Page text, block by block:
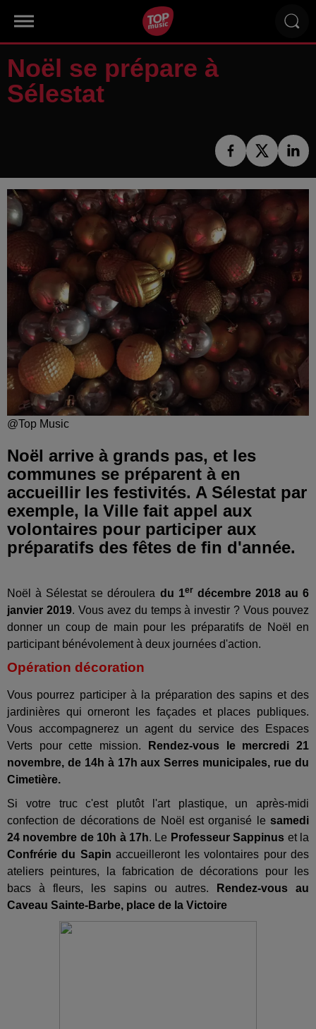
Noël se prépare à
Sélestat
@Top Music
Noël arrive à grands pas, et les
communes se préparent à en
accueillir les festivités. A Sélestat par
exemple, la Ville fait appel aux
volontaires pour participer aux
préparatifs des fêtes de fin d'année.
Noël à Sélestat se déroulera du 1erdécembre 2018 au 6
janvier 2019. Vous avez du temps à investir ? Vous pouvez
donner un coup de main pour les préparatifs de Noël en
participant bénévolement à deux journées d'action.
Opération décoration
Vous pourrez participer à la préparation des sapins et des
jardinières qui orneront les façades et places publiques.
Vous accompagnerez un agent du service des Espaces
Verts pour cette mission.
Rendez-vous le mercredi 21
novembre, de 14h à 17h aux Serres municipales, rue du
Cimetière.
Si votre truc c'est plutôt l'art plastique, un après-midi
confection de décorations de Noël est organisé le samedi
24 novembre de 10h à 17h. Le Professeur Sappinus et la
Confrérie du Sapin accueilleront les volontaires pour des
ateliers peintures, la fabrication de décorations pour les
bacs à fleurs, les sapins ou autres.
Rendez-vous au
Caveau Sainte-Barbe, place de la Victoire